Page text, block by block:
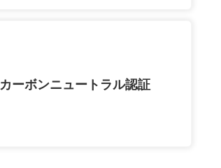
カーボンニュートラル認証